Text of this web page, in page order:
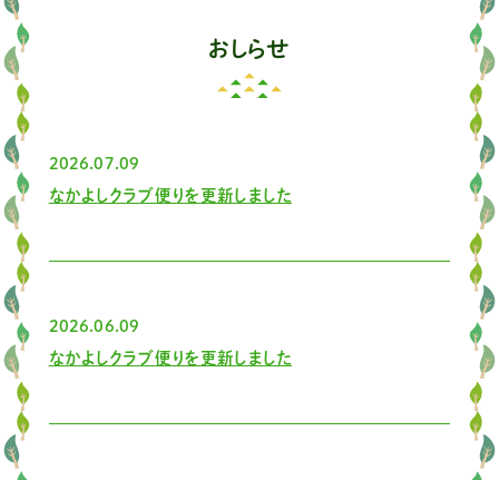
おしらせ
2026.07 09
なかよしクラブ便りを更新しました
2026.06 09
なかよしクラブ便りを更新しました